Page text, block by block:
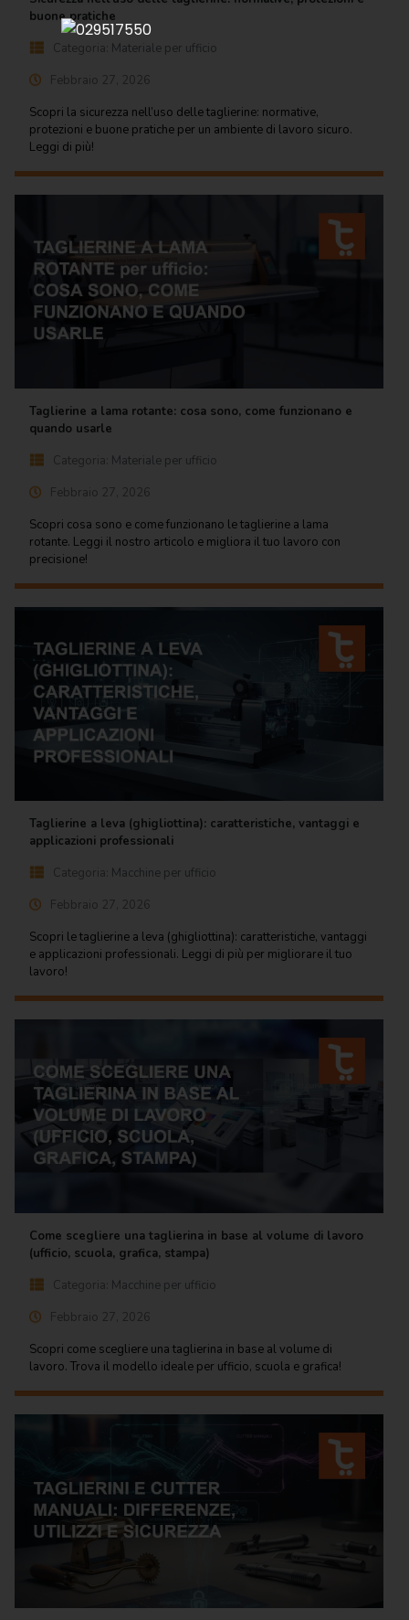
Regalo
Cancelleria
per ufficio
Carta
per
ufficio
Consumabili
Informatica
Macchine
ufficio
per
comunità
correzione
Scuola
Visual e
comunicazione
buone pratiche
Categoria: Materiale per ufficio
Febbraio 27, 2026
Scopri la sicurezza nell’uso delle taglierine: normative,
protezioni e buone pratiche per un ambiente di lavoro sicuro.
Leggi di più!
Taglierine a lama rotante: cosa sono, come funzionano e
quando usarle
Categoria: Materiale per ufficio
Febbraio 27, 2026
Scopri cosa sono e come funzionano le taglierine a lama
rotante. Leggi il nostro articolo e migliora il tuo lavoro con
precisione!
Taglierine a leva (ghigliottina): caratteristiche, vantaggi e
applicazioni professionali
Categoria: Macchine per ufficio
Febbraio 27, 2026
Scopri le taglierine a leva (ghigliottina): caratteristiche, vantaggi
e applicazioni professionali. Leggi di più per migliorare il tuo
lavoro!
Come scegliere una taglierina in base al volume di lavoro
(ufficio, scuola, grafica, stampa)
Categoria: Macchine per ufficio
Febbraio 27, 2026
Scopri come scegliere una taglierina in base al volume di
lavoro. Trova il modello ideale per ufficio, scuola e grafica!